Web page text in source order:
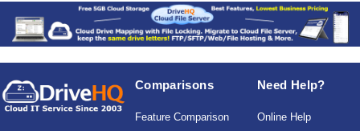
Comparisons
Feature Comparison
Need Help?
Online Help